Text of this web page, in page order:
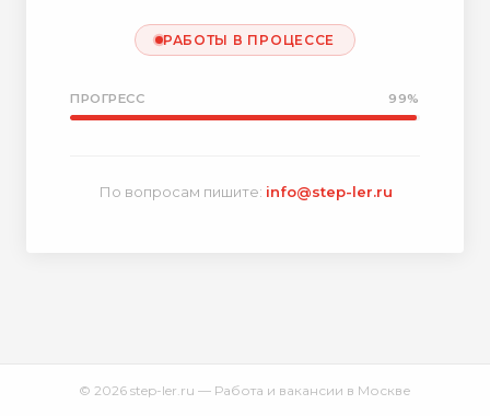
РАБОТЫ В ПРОЦЕССЕ
ПРОГРЕСС 99%
По вопросам пишите: info@step-ler.ru
© 2026 step-ler.ru — Работа и вакансии в Москве